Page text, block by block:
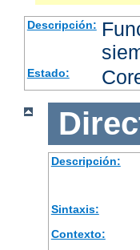
Descripción:
Estado:
Descripción:
Sintaxis:
Contexto: